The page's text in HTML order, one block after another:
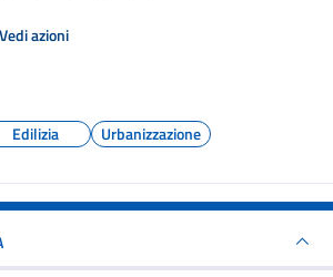
Vedi azioni
Edilizia Urbanizzazione